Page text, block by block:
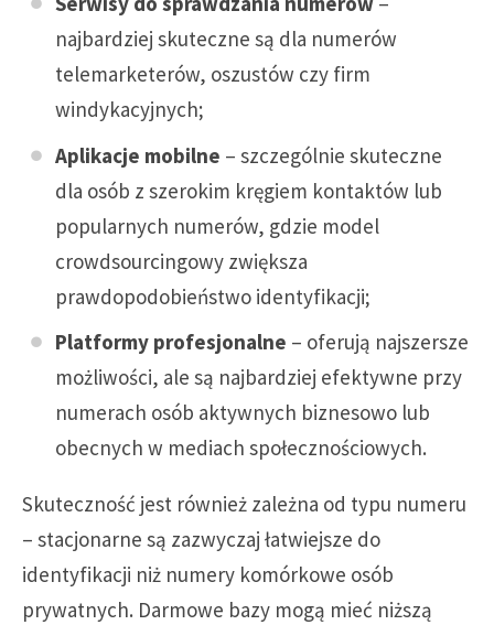
najbardziej skuteczne są dla numerów
telemarketerów, oszustów czy firm
windykacyjnych;
Aplikacje mobilne – szczególnie skuteczne
dla osób z szerokim kręgiem kontaktów lub
popularnych numerów, gdzie model
crowdsourcingowy zwiększa
prawdopodobieństwo identyfikacji;
Platformy profesjonalne – oferują najszersze
możliwości, ale są najbardziej efektywne przy
numerach osób aktywnych biznesowo lub
obecnych w mediach społecznościowych.
Skuteczność jest również zależna od typu numeru
– stacjonarne są zazwyczaj łatwiejsze do
identyfikacji niż numery komórkowe osób
prywatnych. Darmowe bazy mogą mieć niższą